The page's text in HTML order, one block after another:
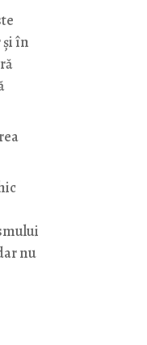
și în
nu